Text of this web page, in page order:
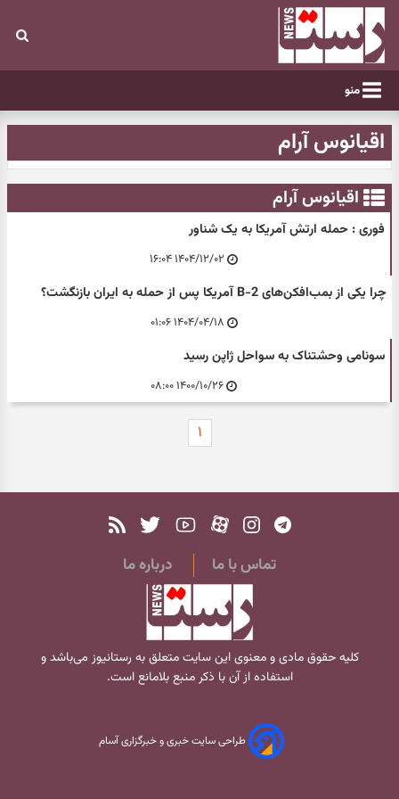
منو
اقیانوس آرام
اقیانوس آرام
فوری : حمله ارتش آمریکا به یک شناور
۱۴۰۴/۱۲/۰۲ ۱۶:۰۴
چرا یکی از بمب‌افکن‌های B-2 آمریکا پس از حمله به ایران بازنگشت؟
۱۴۰۴/۰۴/۱۸ ۰۱:۰۶
سونامی وحشتناک به سواحل ژاپن رسید
۱۴۰۰/۱۰/۲۶ ۰۸:۰۰
۱
تماس با ما درباره ما
کلیه حقوق مادی و معنوی این سایت متعلق به رستانیوز می‌باشد و
استفاده از آن با ذکر منبع بلامانع است.
طراحی سایت خبری و خبرگزاری آسام